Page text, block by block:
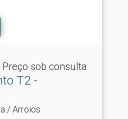
Preço sob consulta
T2 -
/ Arroios